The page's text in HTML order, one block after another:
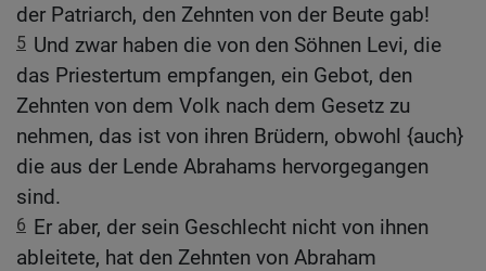
der Patriarch, den Zehnten von der Beute gab!
5 Und zwar haben die von den Söhnen Levi, die
das Priestertum empfangen, ein Gebot, den
Zehnten von dem Volk nach dem Gesetz zu
nehmen, das ist von ihren Brüdern, obwohl {auch}
die aus der Lende Abrahams hervorgegangen
sind.
6 Er aber, der sein Geschlecht nicht von ihnen
ableitete, hat den Zehnten von Abraham